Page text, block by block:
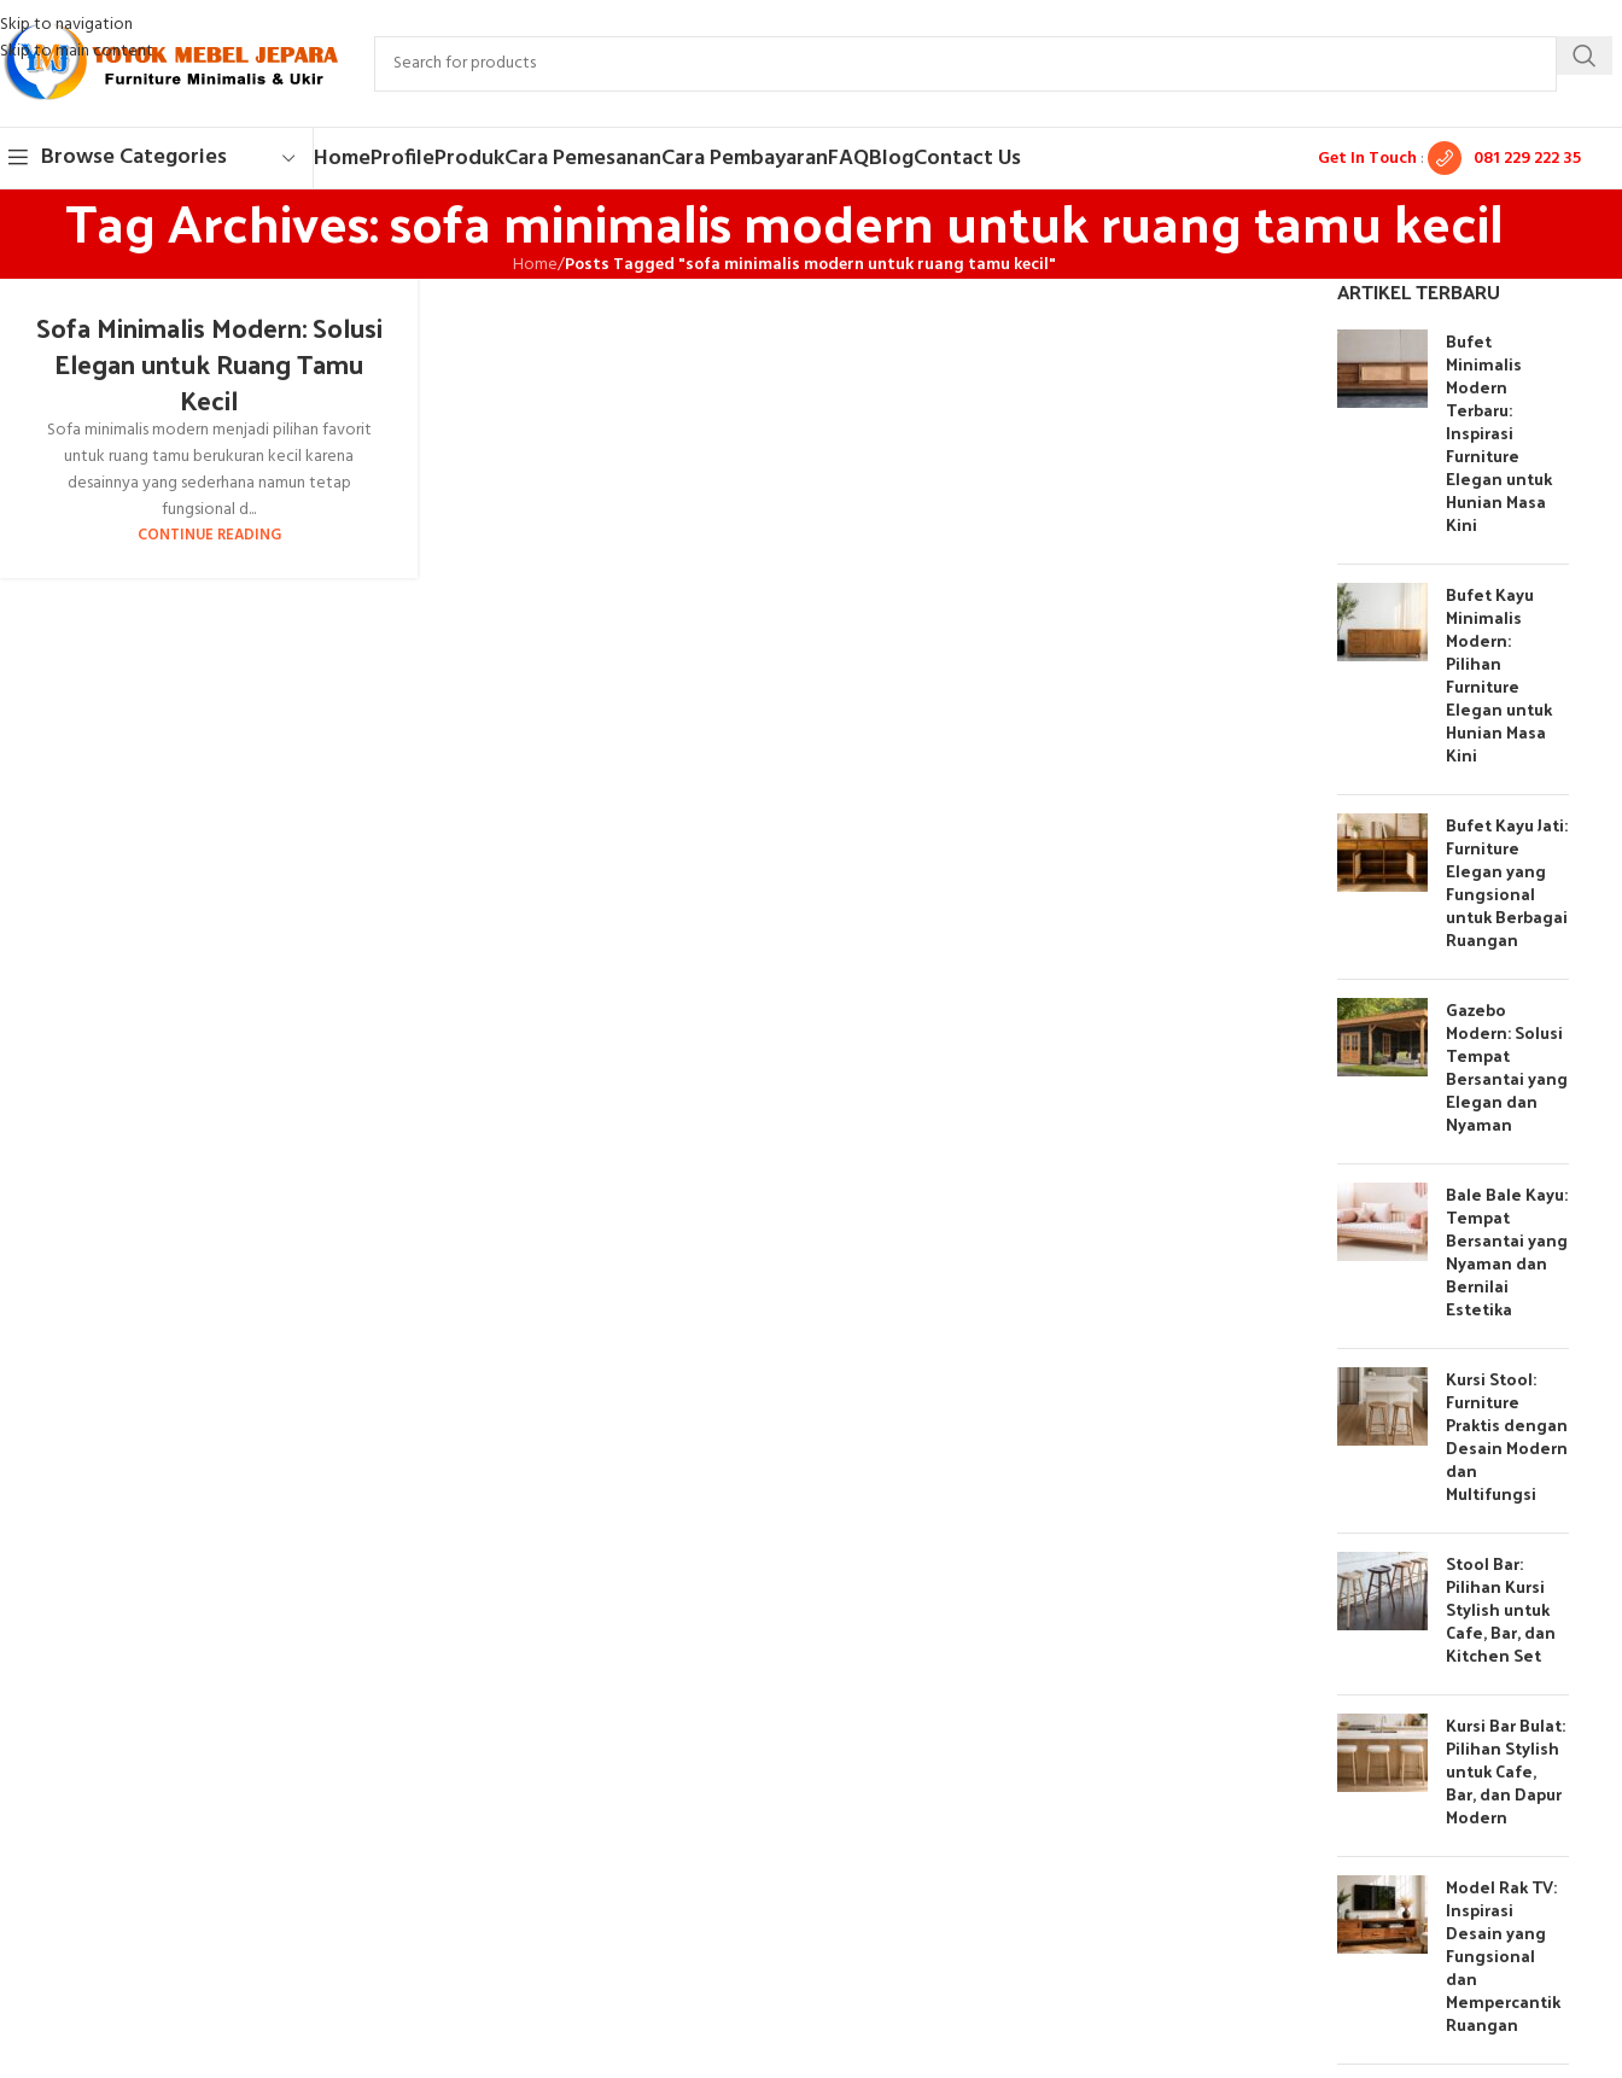
Skip to navigation
Skip to main content
Browse Categories HomeProfileProdukCara PemesananCara PembayaranFAQBlogContact Us Get In Touch : 081 229 222 35
Tag Archives: sofa minimalis modern untuk ruang tamu kecil
Home/Posts Tagged "sofa minimalis modern untuk ruang tamu kecil"
Sofa Minimalis Modern: Solusi
Elegan untuk Ruang Tamu
Kecil
Sofa minimalis modern menjadi pilihan favorit
untuk ruang tamu berukuran kecil karena
desainnya yang sederhana namun tetap
fungsional d...
CONTINUE READING
ARTIKEL TERBARU
Bufet
Minimalis
Modern
Terbaru:
Inspirasi
Furniture
Elegan untuk
Hunian Masa
Kini
Bufet Kayu
Minimalis
Modern:
Pilihan
Furniture
Elegan untuk
Hunian Masa
Kini
Bufet Kayu Jati:
Furniture
Elegan yang
Fungsional
untuk Berbagai
Ruangan
Gazebo
Modern: Solusi
Tempat
Bersantai yang
Elegan dan
Nyaman
Bale Bale Kayu:
Tempat
Bersantai yang
Nyaman dan
Bernilai
Estetika
Kursi Stool:
Furniture
Praktis dengan
Desain Modern
dan
Multifungsi
Stool Bar:
Pilihan Kursi
Stylish untuk
Cafe, Bar, dan
Kitchen Set
Kursi Bar Bulat:
Pilihan Stylish
untuk Cafe,
Bar, dan Dapur
Modern
Model Rak TV:
Inspirasi
Desain yang
Fungsional
dan
Mempercantik
Ruangan